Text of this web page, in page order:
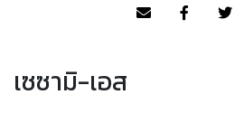
เซซามิ-เอส